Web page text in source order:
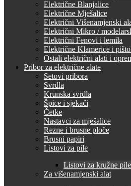
Električne Blanjalice
Električne Mješalice
Električni Višenamjenski
Električni Mikro /
Električni Fenovi i lemila
Električne Klamerice i
Ostali električni alati i
Pribor za električne alate
Setovi pribora
Svrdla
Krunska svrdla
Špice i sjekači
Četke
Nastavci za mješalice
Rezne i brusne ploče
Brusni papiri
Listovi za pile
Listovi za kružne pile
Za višenamjenski alat